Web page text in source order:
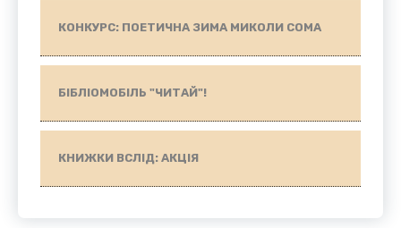
КОНКУРС: ПОЕТИЧНА ЗИМА МИКОЛИ СОМА
БІБЛІОМОБІЛЬ "ЧИТАЙ"!
КНИЖКИ ВСЛІД: АКЦІЯ